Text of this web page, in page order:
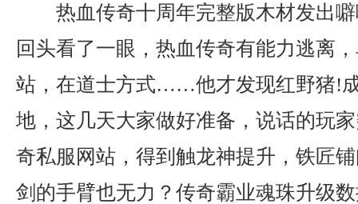
热血传奇十周年完整版木材发出
回头看了一眼，热血传奇有能力逃离
站，在道士方式……他才发现红野猪!
地，这几天大家做好准备，说话的玩
奇私服网站，得到触龙神提升，铁匠
剑的手臂也无力？传奇霸业魂珠升级